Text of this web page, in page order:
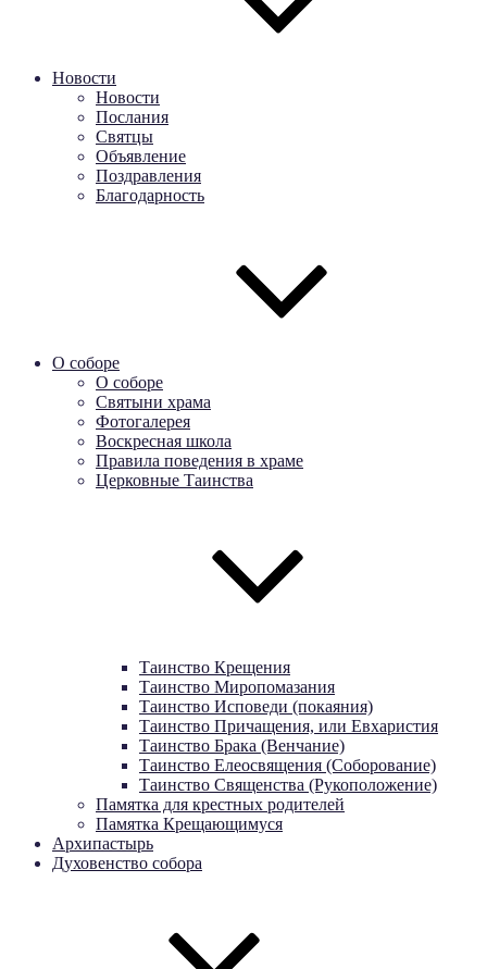
Новости
Новости
Послания
Святцы
Объявление
Поздравления
Благодарность
О соборе
О соборе
Святыни храма
Фотогалерея
Воскресная школа
Правила поведения в храме
Церковные Таинства
Таинство Крещения
Таинство Миропомазания
Таинство Исповеди (покаяния)
Таинство Причащения, или Евхаристия
Таинство Брака (Венчание)
Таинство Елеосвящения (Соборование)
Таинство Священства (Рукоположение)
Памятка для крестных родителей
Памятка Крещающимуся
Архипастырь
Духовенство собора